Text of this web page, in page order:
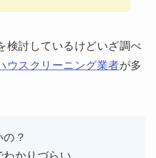
検討しているけどいざ調べ
ウスクリーニング業者が多
？